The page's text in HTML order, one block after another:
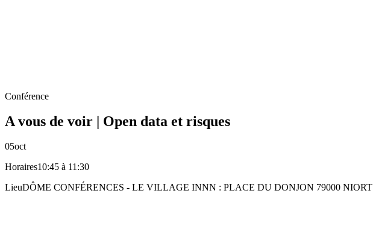
Conférence
A vous de voir | Open data et risques
05oct
Horaires10:45 à 11:30
LieuDÔME CONFÉRENCES - LE VILLAGE INNN : PLACE DU DONJON 79000 NIORT